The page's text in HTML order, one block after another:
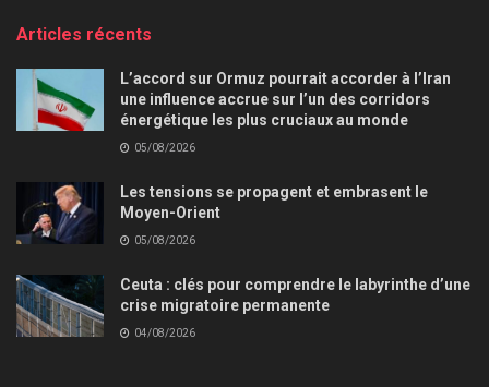
Articles récents
L’accord sur Ormuz pourrait accorder à l’Iran
une influence accrue sur l’un des corridors
énergétique les plus cruciaux au monde
05/08/2026
Les tensions se propagent et embrasent le
Moyen-Orient
05/08/2026
Ceuta : clés pour comprendre le labyrinthe d’une
crise migratoire permanente
04/08/2026